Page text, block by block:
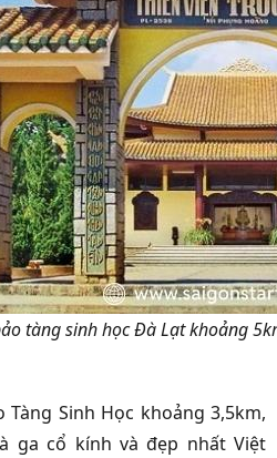
tàng sinh học Đà Lạt khoảng
Tàng Sinh Học khoảng 3,5km,
ga cổ kính và đẹp nhất Việt